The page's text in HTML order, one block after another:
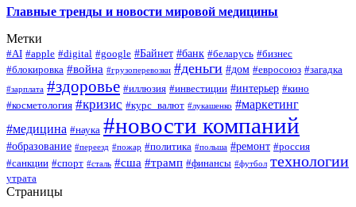
Главные тренды и новости мировой медицины
Метки
#AI #apple #digital #google #Байнет #банк #беларусь #бизнес
#блокировка #война #грузоперевозки #деньги #дом #евросоюз #загадка
#зарплата #здоровье #иллюзия #инвестиции #интерьер #кино
#косметология #кризис #курс_валют #лукашенко #маркетинг
#медицина #наука #новости компаний
#образование #переезд #пожар #политика #польша #ремонт #россия
#санкции #спорт #сталь #сша #трамп #финансы #футбол технологии
утрата
Страницы